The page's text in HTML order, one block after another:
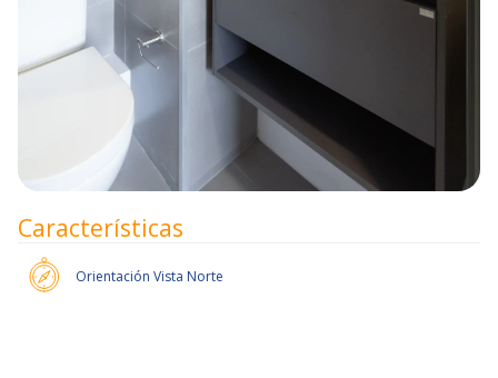
Características
Orientación Vista Norte